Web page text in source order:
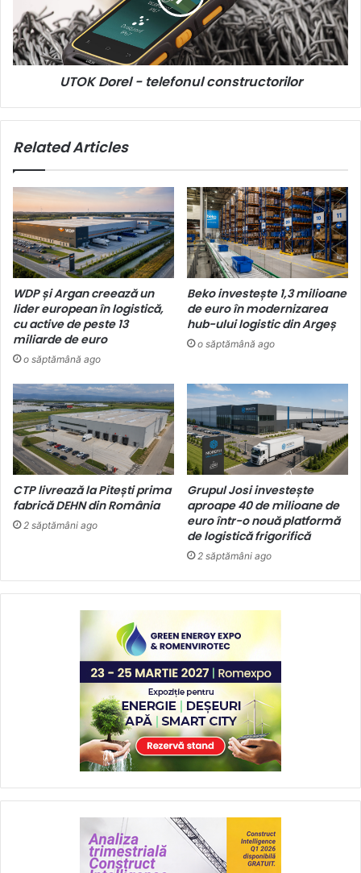
UTOK Dorel - telefonul constructorilor
Related Articles
WDP și Argan creează un
lider european în logistică,
cu active de peste 13
miliarde de euro
o săptămână ago
Beko investește 1,3 milioane
de euro în modernizarea
hub-ului logistic din Argeș
o săptămână ago
CTP livrează la Pitești prima
fabrică DEHN din România
2 săptămâni ago
Grupul Josi investește
aproape 40 de milioane de
euro într-o nouă platformă
de logistică frigorifică
2 săptămâni ago